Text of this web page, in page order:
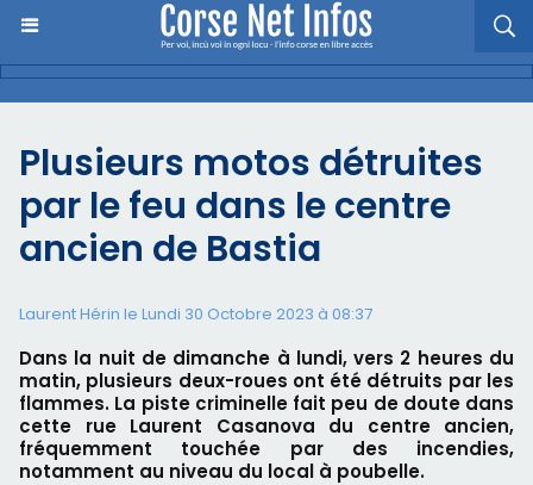
Plusieurs motos détruites
par le feu dans le centre
ancien de Bastia
Laurent Hérin le Lundi 30 Octobre 2023 à 08:37
Dans la nuit de dimanche à lundi, vers 2 heures du
matin, plusieurs deux-roues ont été détruits par les
flammes. La piste criminelle fait peu de doute dans
cette rue Laurent Casanova du centre ancien,
fréquemment touchée par des incendies,
notamment au niveau du local à poubelle.